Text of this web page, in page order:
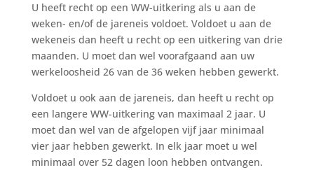
U heeft recht op een WW-uitkering als u aan de
weken- en/of de jareneis voldoet. Voldoet u aan de
wekeneis dan heeft u recht op een uitkering van drie
maanden. U moet dan wel voorafgaand aan uw
werkeloosheid 26 van de 36 weken hebben gewerkt.
Voldoet u ook aan de jareneis, dan heeft u recht op
een langere WW-uitkering van maximaal 2 jaar. U
moet dan wel van de afgelopen vijf jaar minimaal
vier jaar hebben gewerkt. In elk jaar moet u wel
minimaal over 52 dagen loon hebben ontvangen.